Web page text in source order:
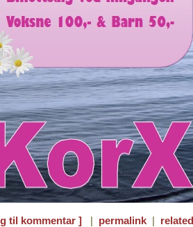
til kommentar ] | permalink |